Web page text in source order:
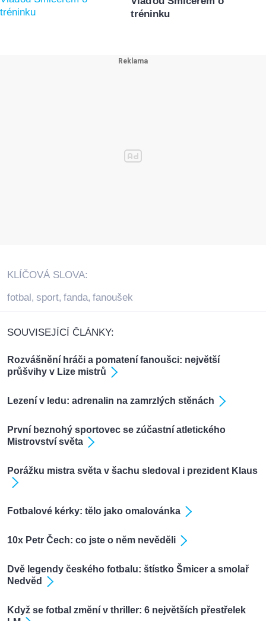
tréninku
KLÍČOVÁ SLOVA:
fotbal, sport, fanda, fanoušek
SOUVISEJÍCÍ ČLÁNKY:
Rozvášnění hráči a pomatení fanoušci: největší
průšvihy v Lize mistrů
Lezení v ledu: adrenalin na zamrzlých stěnách
První beznohý sportovec se zúčastní atletického
Mistrovství světa
Porážku mistra světa v šachu sledoval i prezident Klaus
Fotbalové kérky: tělo jako omalovánka
10x Petr Čech: co jste o něm nevěděli
Dvě legendy českého fotbalu: štístko Šmicer a smolař
Nedvěd
Když se fotbal změní v thriller: 6 největších přestřelek